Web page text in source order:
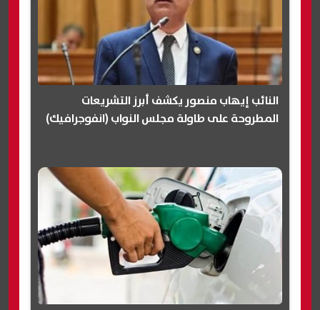
النائب إيهاب منصور يكشف أبرز التشريعات
المطروحة على طاولة مجلس النواب (انفوجرافيك)